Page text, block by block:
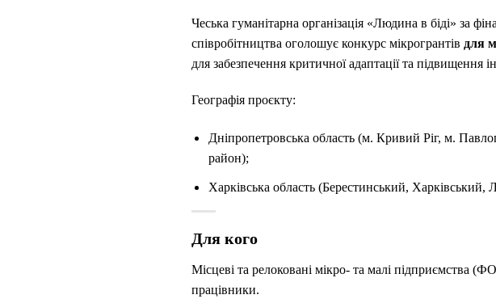
Чеська гуманітарна організація «Людина в біді» за
співробітництва оголошує конкурс мікрогрантів для
для забезпечення критичної адаптації та підвищення
Географія проєкту:
Дніпропетровська область (м. Кривий Ріг, м.
район);
Харківська область (Берестинський, Харківський,
Для кого
Місцеві та релоковані мікро- та малі підприємства
працівники.